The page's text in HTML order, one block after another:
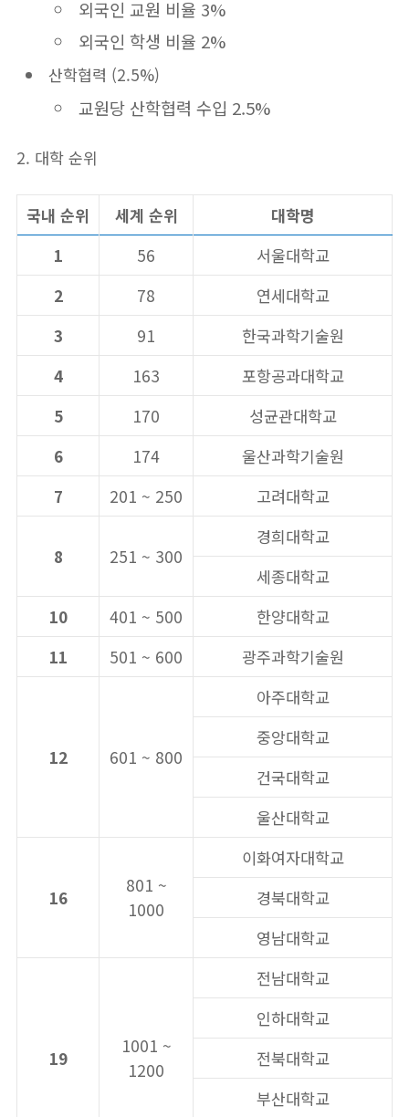
외국인 교원 비율 3%
외국인 학생 비율 2%
산학협력 (2.5%)
교원당 산학협력 수입 2.5%
2. 대학 순위
국내 순위 세계 순위
대학명
1
56
서울대학교
2
78
연세대학교
3
91
한국과학기술원
4
163
포항공과대학교
5
170
성균관대학교
6
174
울산과학기술원
7
201 ~ 250 고려대학교
8 251 ~ 300
경희대학교
세종대학교
10
401 ~ 500
한양대학교
11
501 ~ 600 광주과학기술원
12 601 ~ 800
아주대학교
중앙대학교
건국대학교
울산대학교
16
801 ~
1000
이화여자대학교
경북대학교
영남대학교
19
1001 ~
1200
전남대학교
인하대학교
전북대학교
부산대학교